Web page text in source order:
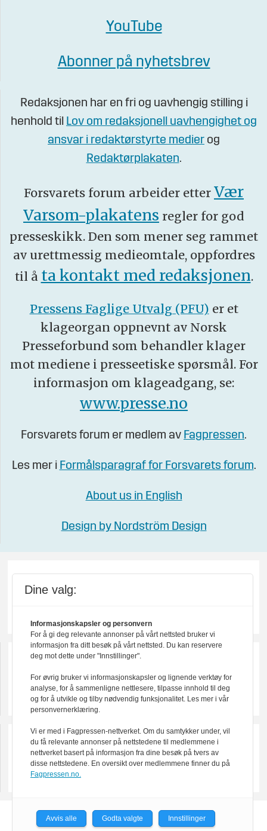
YouTube
Abonner på nyhetsbrev
Redaksjonen har en fri og uavhengig stilling i
henhold til Lov om redaksjonell uavhengighet og
ansvar i redaktørstyrte medier og
Redaktørplakaten.
Forsvarets forum arbeider etter Vær
Varsom-plakatens regler for god
presseskikk. Den som mener seg rammet
av urettmessig medieomtale, oppfordres
til å ta kontakt med redaksjonen.
Pressens Faglige Utvalg (PFU) er et
klageorgan oppnevnt av Norsk
Presseforbund som behandler klager
mot mediene i presseetiske spørsmål. For
informasjon om klageadgang, se:
www.presse.no
Forsvarets forum er medlem av Fagpressen.
Les mer i Formålsparagraf for Forsvarets forum.
About us in English
Design by Nordström Design
Powered by Labrador CMS
Dine valg:
Informasjonskapsler og personvern
For å gi deg relevante annonser på vårt nettsted bruker vi
informasjon fra ditt besøk på vårt nettsted. Du kan reservere
deg mot dette under "Innstillinger".
For øvrig bruker vi informasjonskapsler og lignende verktøy for
analyse, for å sammenligne nettlesere, tilpasse innhold til deg
og for å utvikle og tilby nødvendig funksjonalitet. Les mer i vår
personvernerklæring.
Vi er med i Fagpressen-nettverket. Om du samtykker under, vil
du få relevante annonser på nettstedene til medlemmene i
nettverket basert på informasjon fra dine besøk på tvers av
disse nettstedene. En oversikt over medlemmene finner du på
Fagpressen.no.
Avvis alle Godta valgte Innstillinger